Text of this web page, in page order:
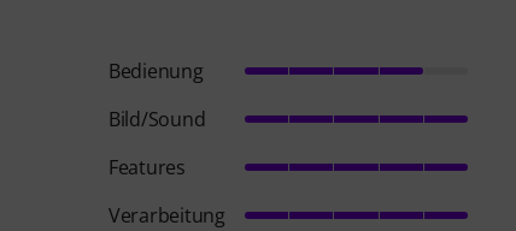
Bedienung
Bild/Sound
Features
Verarbeitung